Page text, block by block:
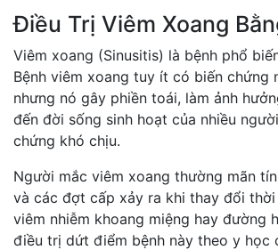
Điều Trị Viêm Xoang
Viêm xoang (Sinusitis) là bệnh phổ
Bệnh viêm xoang tuy ít có biến chứng
nhưng nó gây phiền toái, làm ảnh
đến đời sống sinh hoạt của nhiều
chứng khó chịu.
Người mắc viêm xoang thường mãn
và các đợt cấp xảy ra khi thay đổi
viêm nhiễm khoang miệng hay đường
điều trị dứt điểm bệnh này theo y học